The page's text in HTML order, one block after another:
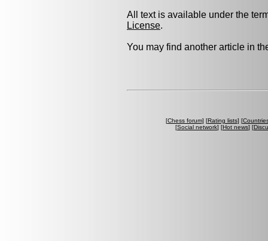
All text is available under the
License.
You may find another article in
[Chess forum] [Rating lists] [
[Social network] [Hot news] [